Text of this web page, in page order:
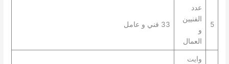
5
عدد
الفنيين
و
العمال
33 فني و عامل
وايت